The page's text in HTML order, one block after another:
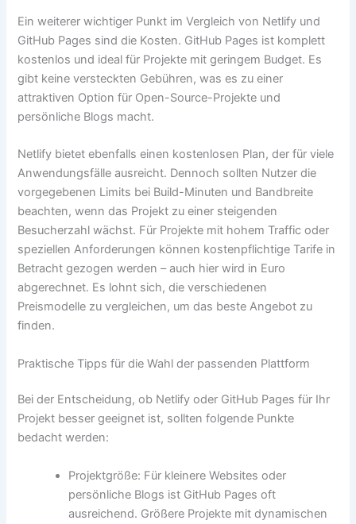
Ein weiterer wichtiger Punkt im Vergleich von Netlify und
GitHub Pages sind die Kosten. GitHub Pages ist komplett
kostenlos und ideal für Projekte mit geringem Budget. Es
gibt keine versteckten Gebühren, was es zu einer
attraktiven Option für Open-Source-Projekte und
persönliche Blogs macht.
Netlify bietet ebenfalls einen kostenlosen Plan, der für viele
Anwendungsfälle ausreicht. Dennoch sollten Nutzer die
vorgegebenen Limits bei Build-Minuten und Bandbreite
beachten, wenn das Projekt zu einer steigenden
Besucherzahl wächst. Für Projekte mit hohem Traffic oder
speziellen Anforderungen können kostenpflichtige Tarife in
Betracht gezogen werden – auch hier wird in Euro
abgerechnet. Es lohnt sich, die verschiedenen
Preismodelle zu vergleichen, um das beste Angebot zu
finden.
Praktische Tipps für die Wahl der passenden Plattform
Bei der Entscheidung, ob Netlify oder GitHub Pages für Ihr
Projekt besser geeignet ist, sollten folgende Punkte
bedacht werden:
Projektgröße: Für kleinere Websites oder
persönliche Blogs ist GitHub Pages oft
ausreichend. Größere Projekte mit dynamischen